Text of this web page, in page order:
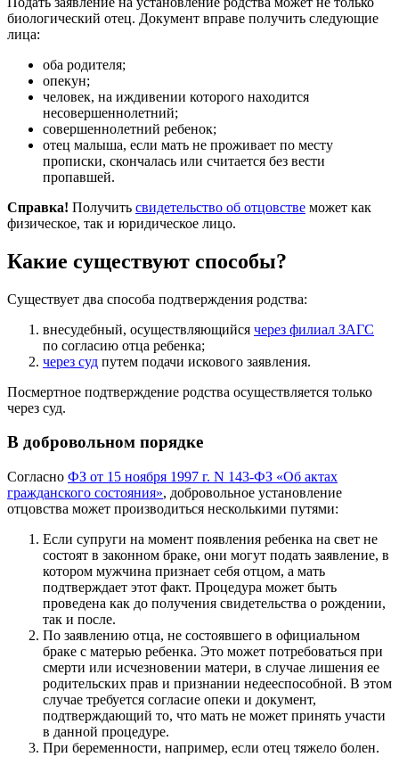
биологический отец. Документ вправе получить следующие
лица:
оба родителя;
опекун;
человек, на иждивении которого находится
несовершеннолетний;
совершеннолетний ребенок;
отец малыша, если мать не проживает по месту
прописки, скончалась или считается без вести
пропавшей.
Справка! Получить свидетельство об отцовстве может как
физическое, так и юридическое лицо.
Какие существуют способы?
Существует два способа подтверждения родства:
внесудебный, осуществляющийся через филиал ЗАГС
по согласию отца ребенка;
через суд путем подачи искового заявления.
Посмертное подтверждение родства осуществляется только
через суд.
В добровольном порядке
Согласно ФЗ от 15 ноября 1997 г. N 143-ФЗ «Об актах
гражданского состояния», добровольное установление
отцовства может производиться несколькими путями:
Если супруги на момент появления ребенка на свет не
состоят в законном браке, они могут подать заявление, в
котором мужчина признает себя отцом, а мать
подтверждает этот факт. Процедура может быть
проведена как до получения свидетельства о рождении,
так и после.
По заявлению отца, не состоявшего в официальном
браке с матерью ребенка. Это может потребоваться при
смерти или исчезновении матери, в случае лишения ее
родительских прав и признании недееспособной. В этом
случае требуется согласие опеки и документ,
подтверждающий то, что мать не может принять участи
в данной процедуре.
При беременности, например, если отец тяжело болен.